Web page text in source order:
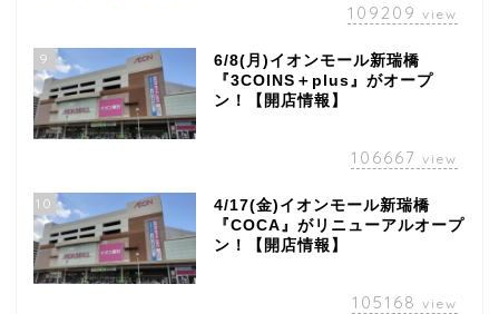
109209 view
9
6/8(月)イオンモール新瑞橋
『3COINS＋plus』がオープ
ン！【開店情報】
106667 view
10
4/17(金)イオンモール新瑞橋
『COCA』がリニューアルオープ
ン！【開店情報】
105168 view